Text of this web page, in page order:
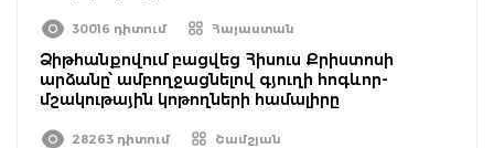
30016 դիտում Հայաստան
Ձիթհանքովում բացվեց Հիսուս Քրիստոսի
արձանը՝ ամբողջացնելով գյուղի հոգևոր-
մշակութային կոթողների համալիրը
28263 դիտում Շամշյան